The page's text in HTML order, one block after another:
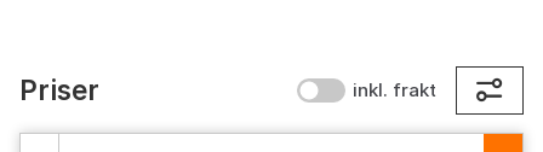
Priser inkl. frakt